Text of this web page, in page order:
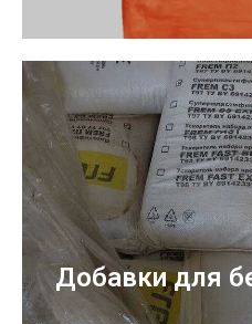
Добавки для